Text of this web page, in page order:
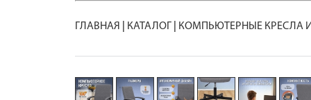
ГЛАВНАЯ КАТАЛОГ КОМПЬЮТЕРНЫЕ КРЕСЛА